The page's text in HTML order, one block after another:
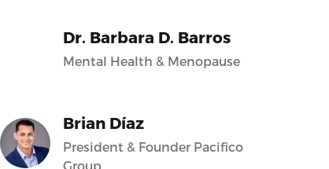
Dr. Barbara D. Barros
Mental Health & Menopause
Brian Díaz
President & Founder Pacifico
Group